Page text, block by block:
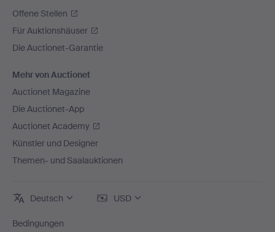
Offene Stellen
Für Auktionshäuser
Die Auctionet-Garantie
Mehr von Auctionet
Auctionet Magazine
Die Auctionet-App
Auctionet Academy
Künstler und Designer
Themen- und Saalauktionen
Deutsch USD
Bedingungen